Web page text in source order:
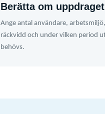
Berätta om uppdraget
Ange antal användare,
räckvidd och under vilken period
behövs.